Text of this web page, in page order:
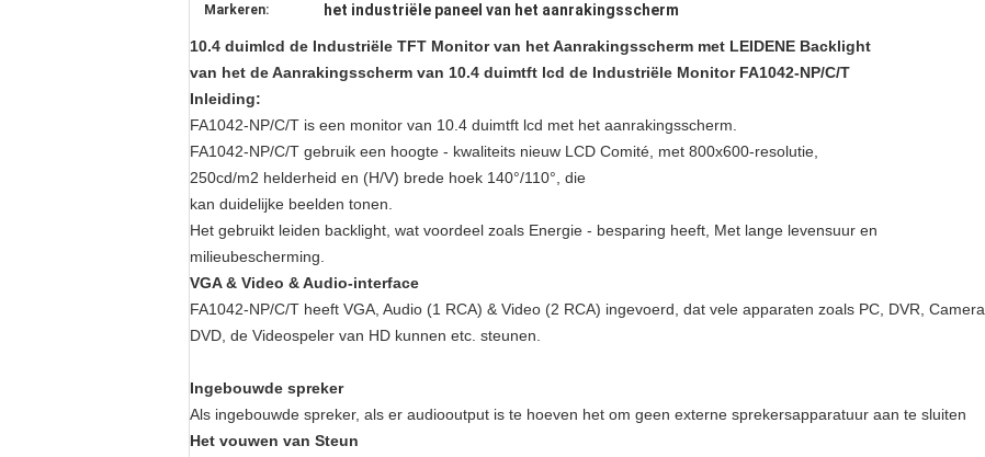
Markeren: het industriële paneel van het aanrakingsscherm
10.4 duimlcd de Industriële TFT Monitor van het Aanrakingsscherm met LEIDENE Backlight
van het de Aanrakingsscherm van 10.4 duimtft lcd de Industriële Monitor FA1042-NP/C/T
Inleiding:
FA1042-NP/C/T is een monitor van 10.4 duimtft lcd met het aanrakingsscherm.
FA1042-NP/C/T gebruik een hoogte - kwaliteits nieuw LCD Comité, met 800x600-resolutie,
250cd/m2 helderheid en (H/V) brede hoek 140°/110°, die
kan duidelijke beelden tonen.
Het gebruikt leiden backlight, wat voordeel zoals Energie - besparing heeft, Met lange levensuur en
milieubescherming.
VGA & Video & Audio-interface
FA1042-NP/C/T heeft VGA, Audio (1 RCA) & Video (2 RCA) ingevoerd, dat vele apparaten zoals PC, DVR, Camera,
DVD, de Videospeler van HD kunnen etc. steunen.
Ingebouwde spreker
Als ingebouwde spreker, als er audiooutput is te hoeven het om geen externe sprekersapparatuur aan te sluiten
Het vouwen van Steun